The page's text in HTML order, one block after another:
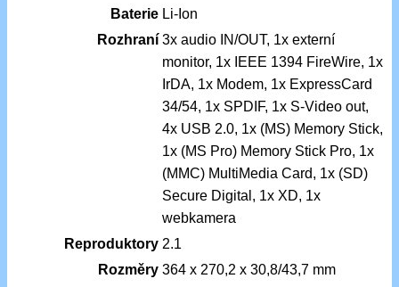
Baterie Li-Ion
Rozhraní 3x audio IN/OUT, 1x externí
monitor, 1x IEEE 1394 FireWire, 1x
IrDA, 1x Modem, 1x ExpressCard
34/54, 1x SPDIF, 1x S-Video out,
4x USB 2.0, 1x (MS) Memory Stick,
1x (MS Pro) Memory Stick Pro, 1x
(MMC) MultiMedia Card, 1x (SD)
Secure Digital, 1x XD, 1x
webkamera
Reproduktory 2.1
Rozměry 364 x 270,2 x 30,8/43,7 mm